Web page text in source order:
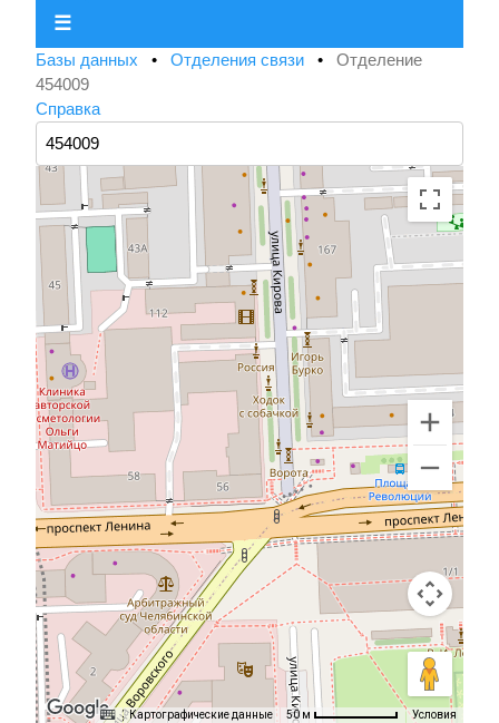
☰
Базы данных • Отделения связи • Отделение
454009
Справка
Картографические данные 50 м Условия